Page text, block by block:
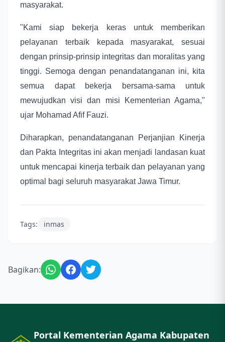
masyarakat.
"Kami siap bekerja keras untuk memberikan
pelayanan terbaik kepada masyarakat, sesuai
dengan prinsip-prinsip integritas dan moralitas yang
tinggi. Semoga dengan penandatanganan ini, kita
semua dapat bekerja bersama-sama untuk
mewujudkan visi dan misi Kementerian Agama,"
ujar Mohamad Afif Fauzi.
Diharapkan, penandatanganan Perjanjian Kinerja
dan Pakta Integritas ini akan menjadi landasan kuat
untuk mencapai kinerja terbaik dan pelayanan yang
optimal bagi seluruh masyarakat Jawa Timur.
Tags: inmas
Bagikan:
Portal Kementerian Agama Kabupaten